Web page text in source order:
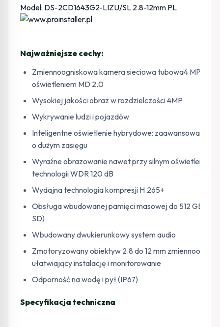
Model: DS-2CD1643G2-LIZU/SL 2.8-12mm PL
Najważniejsze cechy:
Zmiennoogniskowa kamera sieciowa tubowa4 MP z
oświetleniem MD 2.0
Wysokiej jakości obraz w rozdzielczości 4MP
Wykrywanie ludzi i pojazdów
Inteligentne oświetlenie hybrydowe: zaawansowana
o dużym zasięgu
Wyraźne obrazowanie nawet przy silnym oświetleniu
technologii WDR 120 dB
Wydajna technologia kompresji H.265+
Obsługa wbudowanej pamięci masowej do 512 GB
SD)
Wbudowany dwukierunkowy system audio
Zmotoryzowany obiektyw 2.8 do 12 mm
ułatwiający instalację i monitorowanie
Odporność na wodę i pył (IP67)
Specyfikacja techniczna